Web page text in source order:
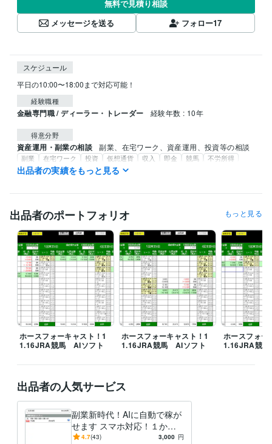
無料で見積り相談
メッセージを送る
フォロー17
スケジュール
平日の10:00〜18:00まで対応可能！
経験職種
金融専門職 / ディーラー・トレーダー 経験年数 : 10年
得意分野
資産運用・副業の相談 副業、在宅ワーク、資産運用、投資等の相談
副業 在宅ワーク 投資 仮想通貨 収入 即金 競馬
不労所得
AIソフト
出品者の実績をもっと見る
出品者のポートフォリオ もっと見る
ホースフォーキャスト！1
1.16JRA競馬 AIソフト
ホースフォーキャスト！1
1.16JRA競馬 AIソフト
ホースフォー
1.16JRA競
出品者の人気サービス
副業新時代！AIに自動で稼が
せます スマホ対応！１か月
（４週）プラン創設
4.7(43) 3,000 円